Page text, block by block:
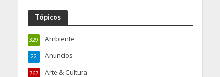
Tópicos
Ambiente
329
Anúncios
22
Arte & Cultura
767